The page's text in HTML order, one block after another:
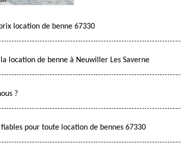
location de benne 67330
location de benne à Neuwiller Les Saverne
?
pour toute location de bennes 67330